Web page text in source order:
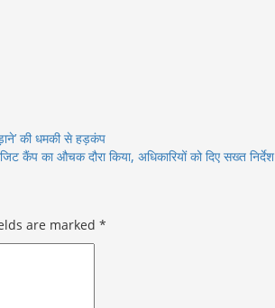
की धमकी से हड़कंप
कैंप का औचक दौरा किया, अधिकारियों को दिए सख्त निर्देश
are marked *